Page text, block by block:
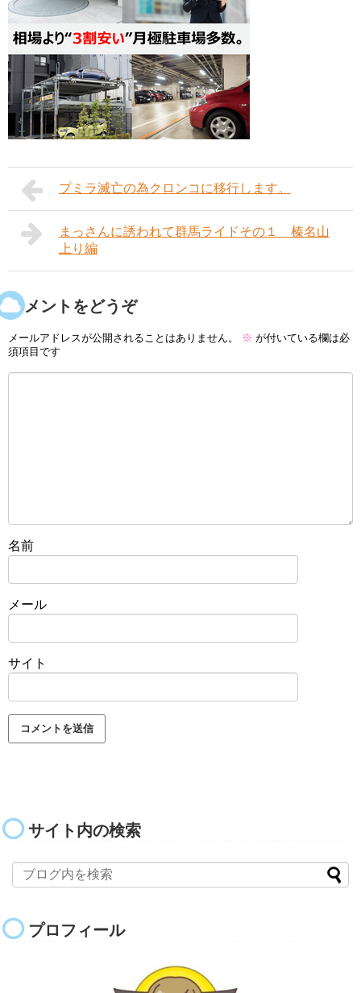
プミラ滅亡の為クロンコに移行します。
まっさんに誘われて群馬ライドその１ 榛名山
上り編
コメントをどうぞ
メールアドレスが公開されることはありません。 ※ が付いている欄は必
須項目です
名前
メール
サイト
サイト内の検索
プロフィール